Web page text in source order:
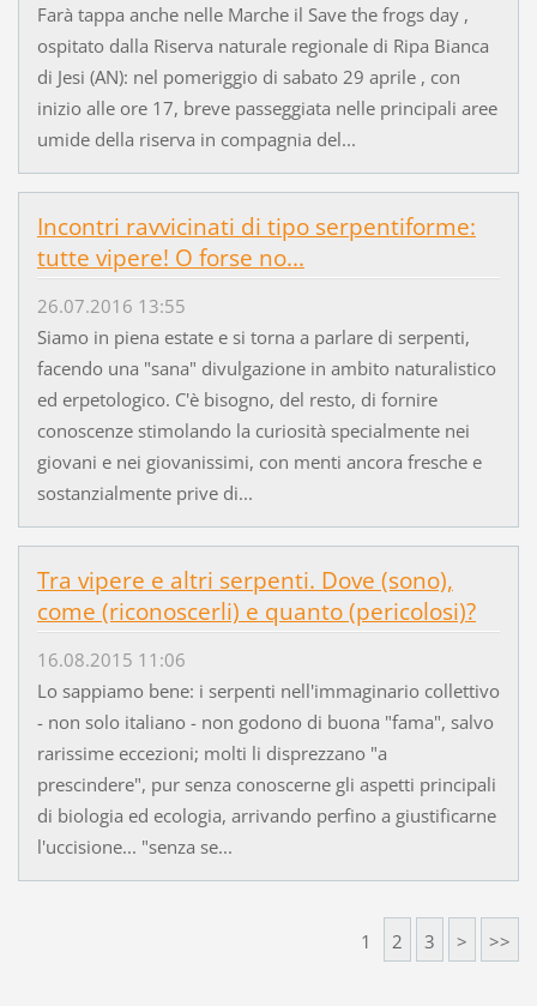
Farà tappa anche nelle Marche il Save the frogs day ,
ospitato dalla Riserva naturale regionale di Ripa Bianca
di Jesi (AN): nel pomeriggio di sabato 29 aprile , con
inizio alle ore 17, breve passeggiata nelle principali aree
umide della riserva in compagnia del...
Incontri ravvicinati di tipo serpentiforme:
tutte vipere! O forse no...
26.07.2016 13:55
Siamo in piena estate e si torna a parlare di serpenti,
facendo una "sana" divulgazione in ambito naturalistico
ed erpetologico. C'è bisogno, del resto, di fornire
conoscenze stimolando la curiosità specialmente nei
giovani e nei giovanissimi, con menti ancora fresche e
sostanzialmente prive di...
Tra vipere e altri serpenti. Dove (sono),
come (riconoscerli) e quanto (pericolosi)?
16.08.2015 11:06
Lo sappiamo bene: i serpenti nell'immaginario collettivo
- non solo italiano - non godono di buona "fama", salvo
rarissime eccezioni; molti li disprezzano "a
prescindere", pur senza conoscerne gli aspetti principali
di biologia ed ecologia, arrivando perfino a giustificarne
l'uccisione... "senza se...
1 2 3 > >>